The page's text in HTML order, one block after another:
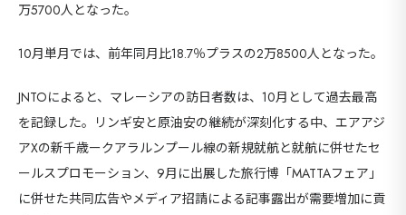
万5700人となった。
10月単月では、前年同月比18.7％プラスの2万8500人となった。
JNTOによると、マレーシアの訪日者数は、10月として過去最高
を記録した。リンギ安と原油安の継続が深刻化する中、エアアジ
アXの新千歳ークアラルンプール線の新規就航と就航に併せたセ
ールスプロモーション、9月に出展した旅行博「MATTAフェア」
に併せた共同広告やメディア招請による記事露出が需要増加に貢